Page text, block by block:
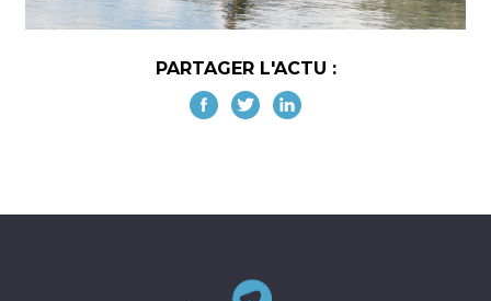
PARTAGER L'ACTU :